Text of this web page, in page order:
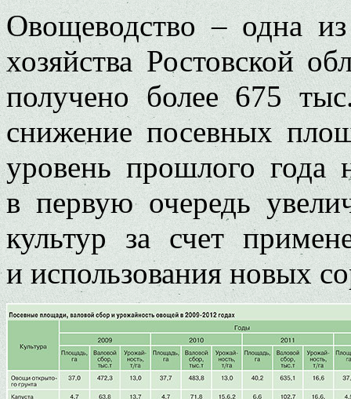
Овощеводство – одна из
хозяйства Ростовской
получено более 675
снижение посевных
уровень прошлого года
в первую очередь
культур за счет
и использования новых